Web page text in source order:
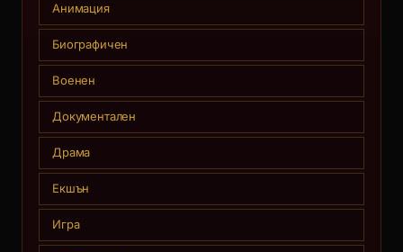
Анимация
Биографичен
Военен
Документален
Драма
Екшън
Игра